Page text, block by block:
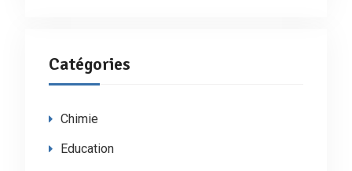
Catégories
Chimie
Education